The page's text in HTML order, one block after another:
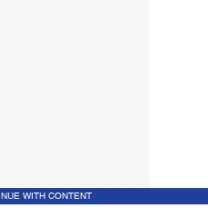
WITH CONTENT